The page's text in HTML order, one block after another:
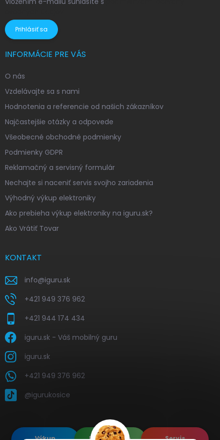
Prihlásiť sa
INFORMÁCIE PRE VÁS
O nás
Vzdelávajte sa s nami
Hodnotenia a referencie od našich zákazníkov
Najčastejšie otázky a odpovede
Všeobecné obchodné podmienky
Podmienky GDPR
Reklamačný a servisný formulár
Nechajte si naceniť servis svojho zariadenia
Výhodný výkup elektroniky
Ako prebieha výkup elektroniky na iguru.sk?
Ako Vrátiť Tovar
KONTAKT
info@iguru.sk
+421 949 376 962
+421 944 174 434
iguru.sk - Váš mobilný guru
iguru.sk
+421 949 376 962
@igurukosice